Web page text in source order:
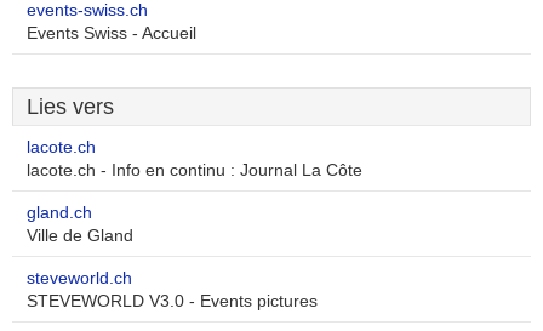
events-swiss.ch
Events Swiss - Accueil
Lies vers
lacote.ch
lacote.ch - Info en continu : Journal La Côte
gland.ch
Ville de Gland
steveworld.ch
STEVEWORLD V3.0 - Events pictures